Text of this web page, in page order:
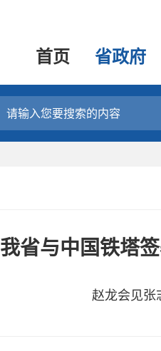
首页 省政府
我省与中国铁塔
赵龙会见张